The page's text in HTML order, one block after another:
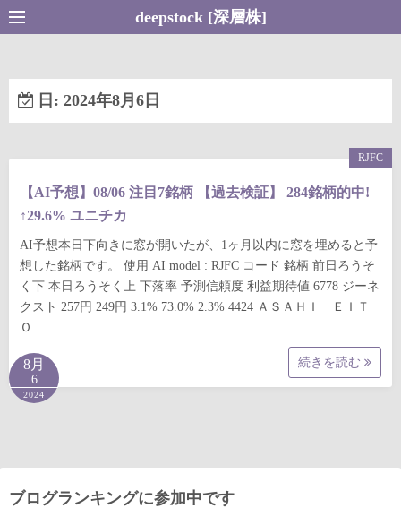
コ
ン
ン
へ
deepstock [深層株]
日: 2024年8月6日
【AI予想】08/06 注目7銘柄 【過去検証】 284銘柄的中!
↑29.6% ユニチカ
AI予想本日下向きに窓が開いたが、1ヶ月以内に窓を埋めると予
想した銘柄です。 使用 AI model : RJFC コード 銘柄 前日ろうそ
く下 本日ろうそく上 下落率 予測信頼度 利益期待値 6778 ジーネ
クスト 257円 249円 3.1% 73.0% 2.3% 4424 ＡＳＡＨＩ ＥＩＴ
Ｏ…
続きを読む
RJFC
8月
6
2024
ブログランキングに参加中です